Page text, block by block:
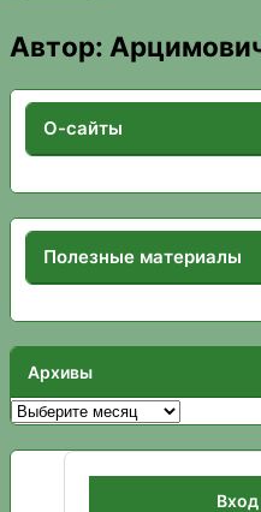
Автор:
О-сайты
Полезные материалы
Архивы
Архивы
Вход